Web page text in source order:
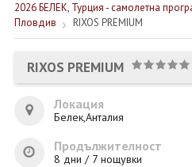
НОВА ГОДИНА ТУРЦИЯ
НОВА ГОДИНА
ПОЧИВКИ
КРУИЗИ
ЕКЗОТИКА
2026 БЕЛЕК, Турция - самолетна
Пловдив
RIXOS PREMIUM
RIXOS PREMIUM
Локация
Белек,Анталия
Продължителност
8 дни / 7 нощувки